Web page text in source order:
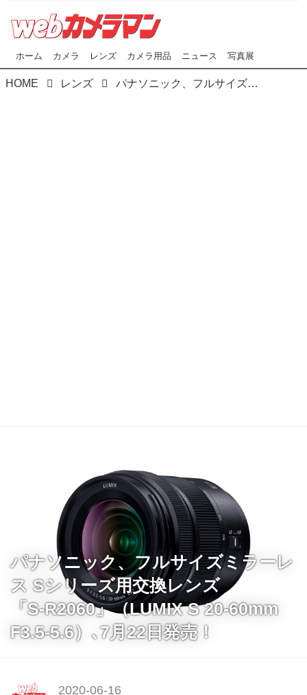
ホーム カメラ レンズ カメラ用品 ニュース 写真展
HOME レンズ パナソニック、フルサイズミラーレス Sシリーズ用交換レンズ 「S-R2060」（LUMIX S 20-60mm F3.5-5.6）､7月22日発売！
パナソニック、フルサイズミラーレ
ス Sシリーズ用交換レンズ
「S-R2060」（LUMIX S 20-60mm
F3.5-5.6）､7月22日発売！
2020-06-16